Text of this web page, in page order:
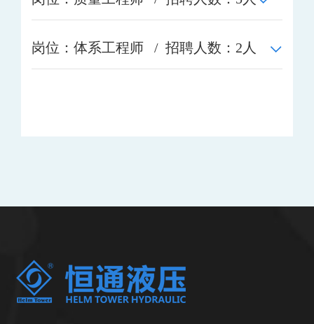
岗位：体系工程师 / 招聘人数：2人